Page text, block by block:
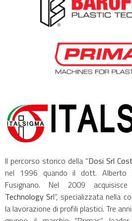
Il percorso storico della “Dosi Srl
nel 1996 quando il dott. Alberto
Fusignano. Nel 2009
Technology Srl”, specializzata nella
la lavorazione di profili plastici. Tre